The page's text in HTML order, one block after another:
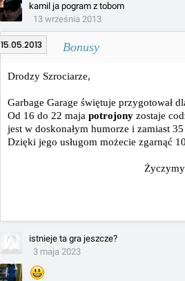
kamil ja pogram z tobom
13 września 2013
15.05.2013 Bonusy
Drodzy Szrociarze,
Garbage Garage świętuje przygotował
Od 16 do 22 maja potrojony zostaje
jest w doskonałym humorze i zamiast
Dzięki jego usługom możecie zgarnąć
Życzymy
istnieje ta gra jeszcze?
3 maja 2023